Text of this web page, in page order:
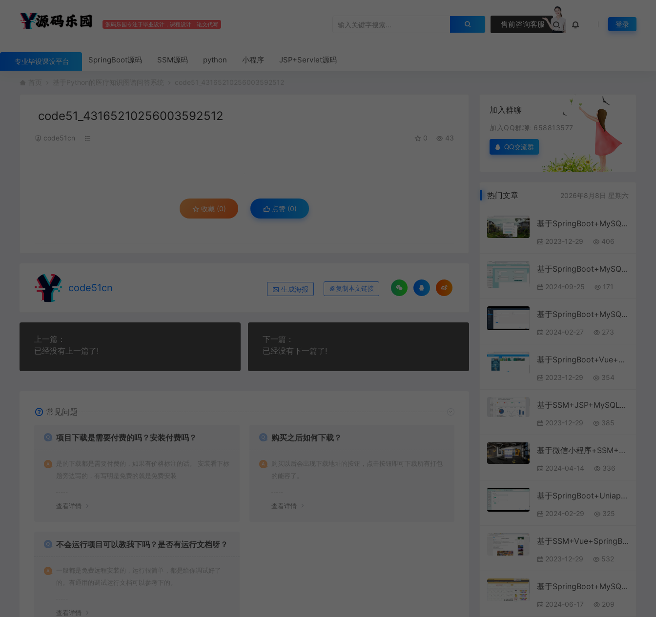
源码乐园专注于毕业设计，课程设计，论文代写 售前咨询客服 登录
专业毕设课设平台 SpringBoot源码 SSM源码 python 小程序 JSP+Servlet源码
code51_43165210256003592512
code51cn 0 43
收藏 (0) 点赞 (0)
code51cn 生成海报 复制本文链接
上一篇：
已经没有上一篇了!
下一篇：
已经没有下一篇了!
常见问题
项目下载是需要付费的吗？安装付费吗？
是的下载都是需要付费的，如果有价格标注的话。 安装看下标
题旁边写的，有写明是免费的就是免费安装
查看详情
购买之后如何下载？
购买以后会出现下载地址的按钮，点击按钮即可下载所有打包
的能容了。
查看详情
不会运行项目可以教我下吗？是否有运行文档呀？
一般都是免费远程安装的，运行很简单，都是给你调试好了
的。有通用的调试运行文档可以参考下的。
查看详情
加入群聊
加入QQ群聊: 658813577
QQ交流群
热门文章 2026年8月8日 星期六
基于SpringBoot+MySQL+Vue的房租租赁系统(附论文)
2023-12-29 406
基于SpringBoot+MySQL+Vue.js的医院信息管理系统
2024-09-25 171
基于SpringBoot+MySQL+微信小程序的美容院管理小程序
2024-02-27 273
基于SpringBoot+Vue+MySQL前后端分离的信息技术知识竞赛系统(附论文)
2023-12-29 354
基于SSM+JSP+MySQL+Bootstrap的仓库物流信息管理系统
2023-12-29 385
基于微信小程序+SSM+MySQL的健身私教预约房小程序(附论文)
2024-04-14 336
基于SpringBoot+Uniapp+微信小程序的英语学习激励小程序(附论文)
2024-02-29 325
基于SSM+Vue+SpringBoot+MySQL的旅游景点推荐管理系统
2023-12-29 532
基于SpringBoot+MySQL+Vue.js的文化线上体验馆系统(附论文)
2024-06-17 209